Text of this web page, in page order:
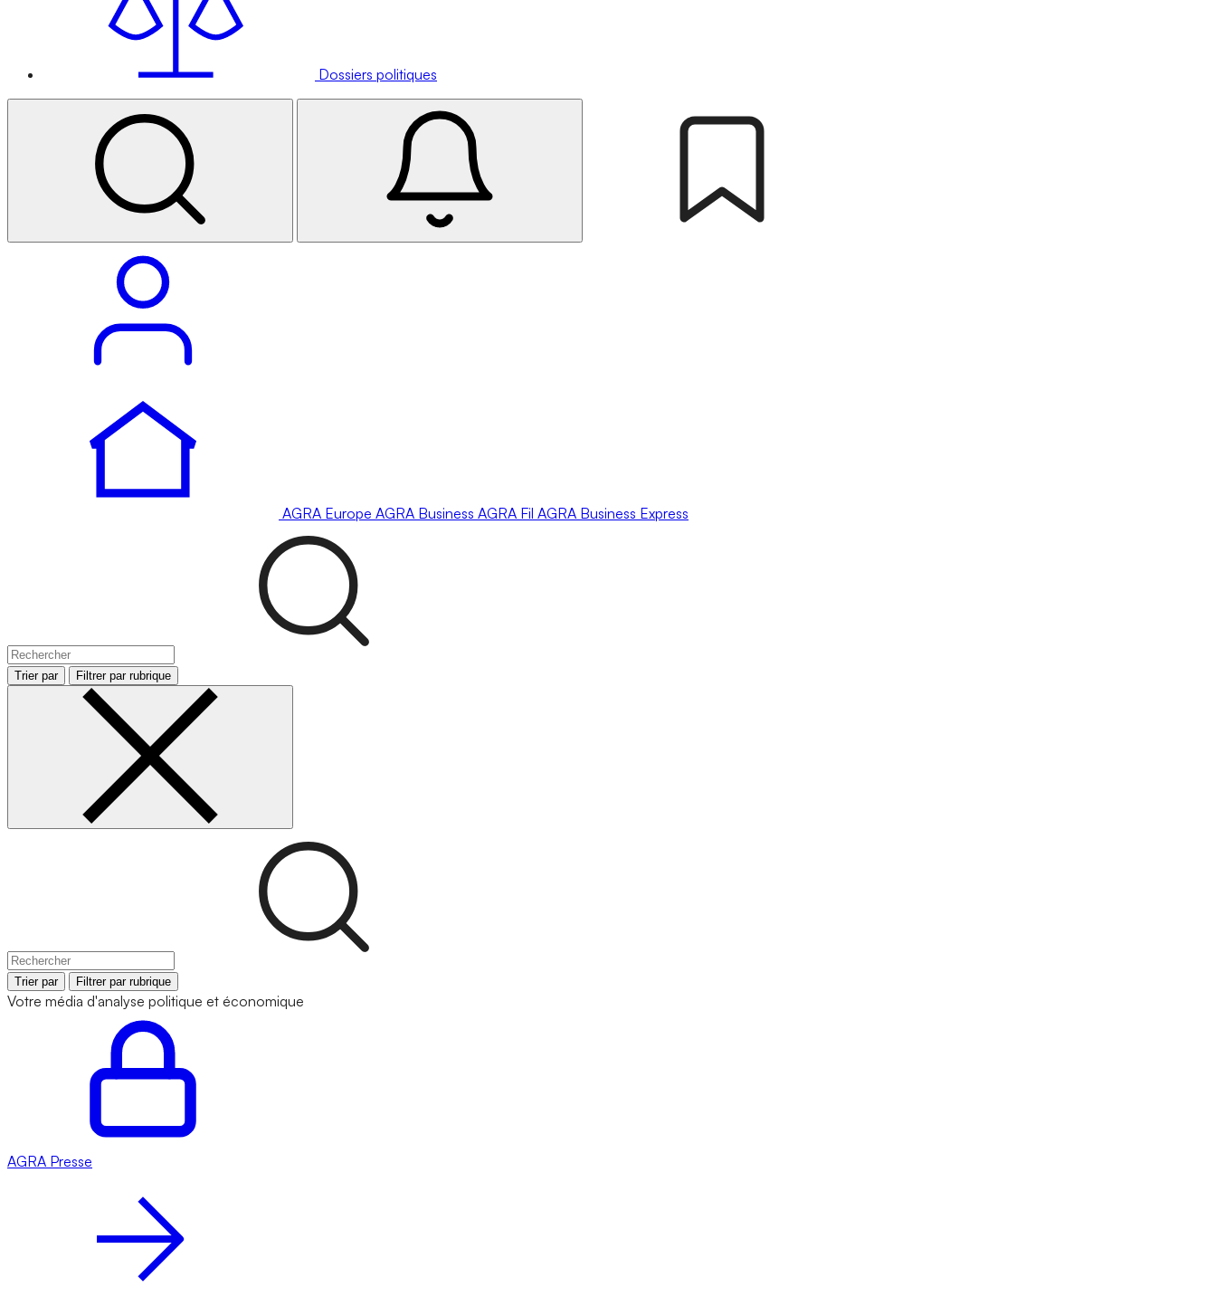
Dossiers politiques
AGRA Europe AGRA Business AGRA Fil AGRA Business Express
Trier par Filtrer par rubrique
Trier par Filtrer par rubrique
Votre média d'analyse politique et économique
AGRA Presse